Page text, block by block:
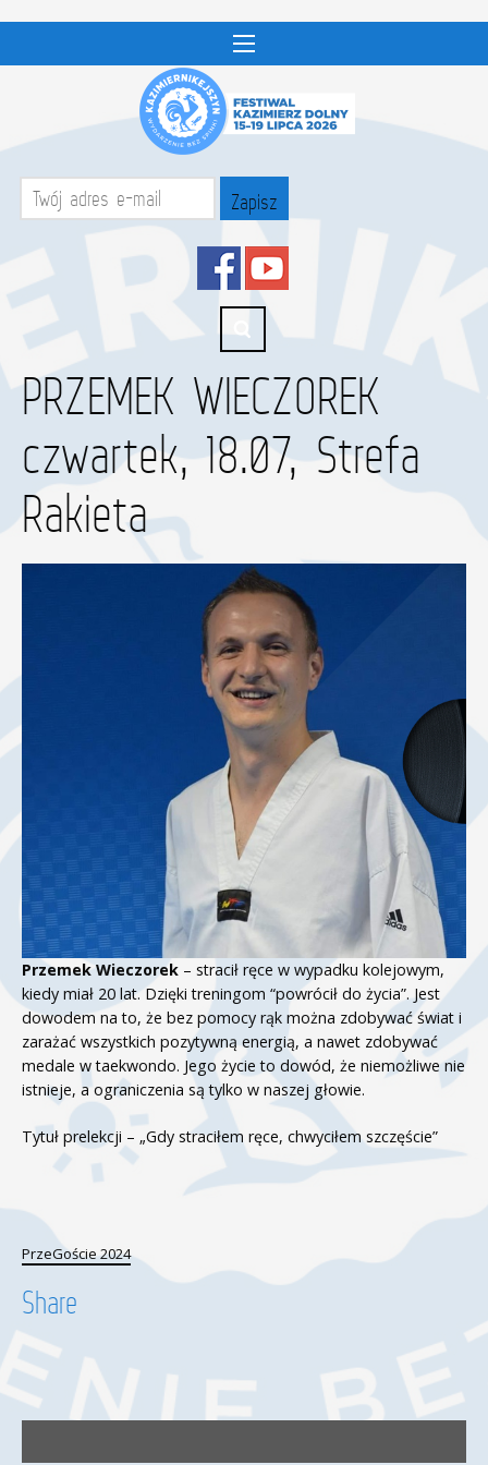
PRZEMEK WIECZOREK
czwartek, 18.07, Strefa
Rakieta
Przemek Wieczorek – stracił ręce w wypadku kolejowym,
kiedy miał 20 lat. Dzięki treningom “powrócił do życia”. Jest
dowodem na to, że bez pomocy rąk można zdobywać świat i
zarażać wszystkich pozytywną energią, a nawet zdobywać
medale w taekwondo. Jego życie to dowód, że niemożliwe nie
istnieje, a ograniczenia są tylko w naszej głowie.
Tytuł prelekcji – „Gdy straciłem ręce, chwyciłem szczęście”
PrzeGoście 2024
Share